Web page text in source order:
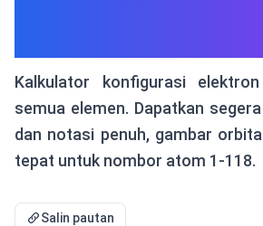
Kalkulator konfigurasi
semua elemen. Dapatkan
dan notasi penuh, gambar
tepat untuk nombor atom 1-118.
Salin pautan